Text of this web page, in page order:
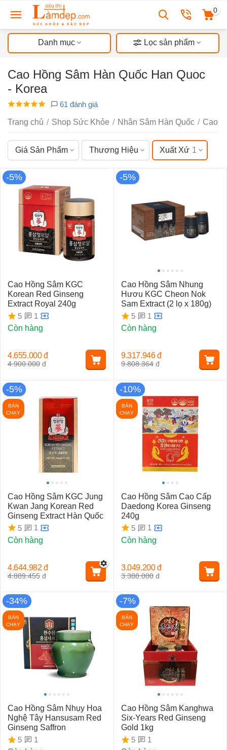
0
Danh mục Lọc sản phẩm
Cao Hồng Sâm Hàn Quốc Han Quoc
- Korea
61 đánh giá
Trang chủ / Shop Sức Khỏe / Nhân Sâm Hàn Quốc / Cao
Giá Sản Phẩm Thương Hiệu Xuất Xứ 1
-5%
Cao Hồng Sâm KGC
Korean Red Ginseng
Extract Royal 240g
5
1
Còn hàng
4.900.000 đ
4.655.000 đ
-5%
Cao Hồng Sâm Nhung
Hươu KGC Cheon Nok
Sam Extract (2 lọ x 180g)
5
1
Còn hàng
9.808.364 đ
9.317.946 đ
-5%
BÁN
CHẠY
Cao Hồng Sâm KGC Jung
Kwan Jang Korean Red
Ginseng Extract Hàn Quốc
5
1
Còn hàng
4.889.455 đ
4.644.982 đ
-10%
BÁN
CHẠY
Cao Hồng Sâm Cao Cấp
Daedong Korea Ginseng
240g
5
1
Còn hàng
3.388.000 đ
3.049.200 đ
-34%
BÁN
CHẠY
Cao Hồng Sâm Nhụy Hoa
Nghệ Tây Hansusam Red
Ginseng Saffron
5
1
-7%
BÁN
CHẠY
Cao Hồng Sâm Kanghwa
Six-Years Red Ginseng
Gold 1kg
5
1